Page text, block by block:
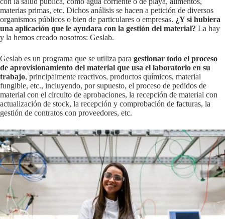
materias primas, etc. Dichos análisis se hacen a petición de diversos
organismos públicos o bien de particulares o empresas. ¿Y si hubiera
una aplicación que le ayudara con la gestión del material? La hay
y la hemos creado nosotros: Geslab.
Geslab es un programa que se utiliza para gestionar todo el proceso
de aprovisionamiento del material que usa el laboratorio en su
trabajo, principalmente reactivos, productos químicos, material
fungible, etc., incluyendo, por supuesto, el proceso de pedidos de
material con el circuito de aprobaciones, la recepción de material con
actualización de stock, la recepción y comprobación de facturas, la
gestión de contratos con proveedores, etc.